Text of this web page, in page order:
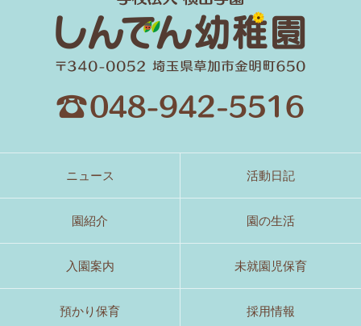
ニュース 活動日記
園紹介 園の生活
入園案内 未就園児保育
預かり保育 採用情報